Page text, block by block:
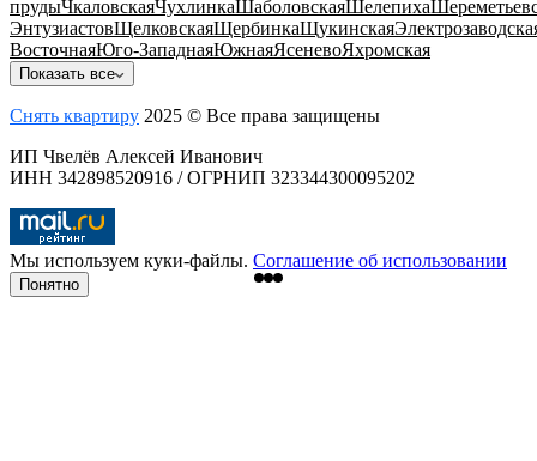
прудыЧкаловскаяЧухлинкаШаболовскаяШелепиха
ЭнтузиастовЩелковскаяЩербинкаЩукинская
ВосточнаяЮго-ЗападнаяЮжнаяЯсеневоЯхромская
Показать все
Снять квартиру 2025 © Все права защищены
ИП Чвелёв Алексей Иванович
ИНН 342898520916 / ОГРНИП 323344300095202
Мы используем куки-файлы. Соглашение об использовании
Понятно